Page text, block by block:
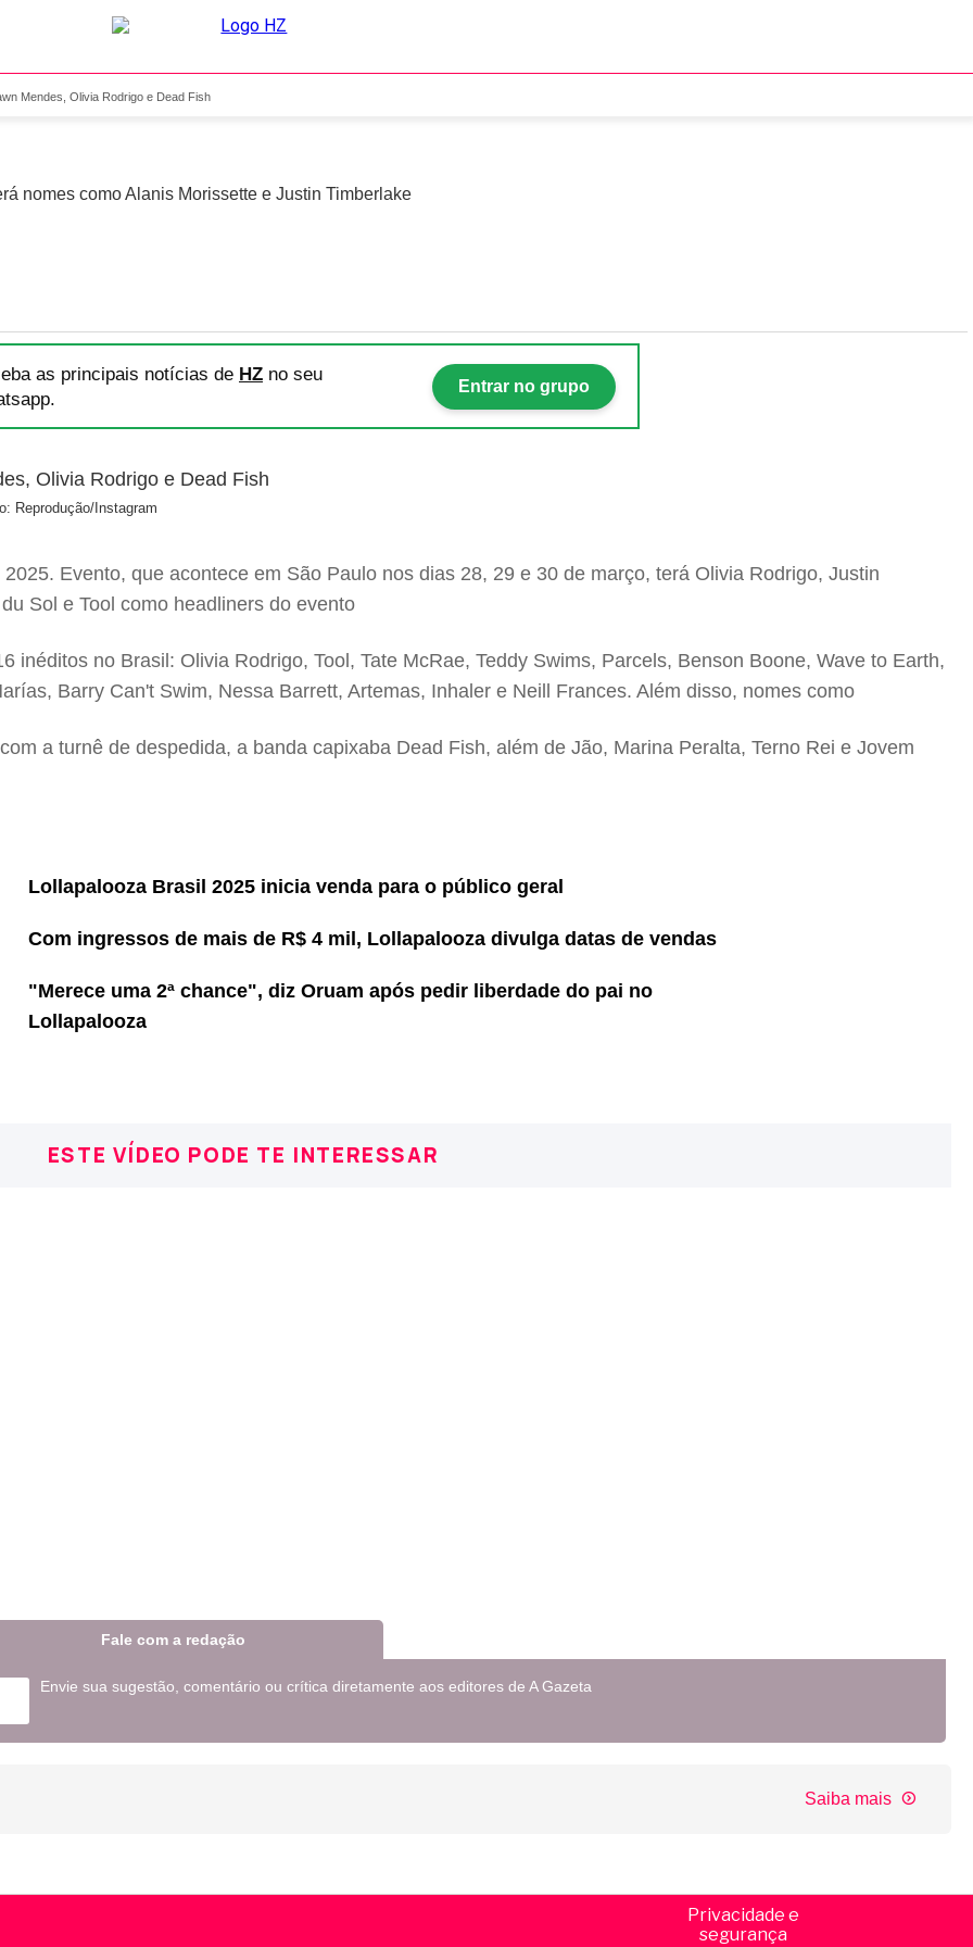
Mendes, Olivia Rodrigo e Dead Fish
up com Shawn Mendes, Olivia Rodrigo e Dead
nomes como Alanis Morissette e Justin Timberlake
as principais notícias de HZ no seu
Entrar no grupo
Reprodução/Instagram
Evento, que acontece em São Paulo nos dias 28, 29 e 30 de março, terá Olivia Rodrigo, Justin
Sol e Tool como headliners do evento
inéditos no Brasil: Olivia Rodrigo, Tool, Tate McRae, Teddy Swims, Parcels, Benson Boone, Wave to Earth,
Barry Can't Swim, Nessa Barrett, Artemas, Inhaler e Neill Frances. Além disso, nomes como
a turnê de despedida, a banda capixaba Dead Fish, além de Jão, Marina Peralta, Terno Rei e Jovem
Lollapalooza Brasil 2025 inicia venda para o público geral
Com ingressos de mais de R$ 4 mil, Lollapalooza divulga datas de vendas
"Merece uma 2ª chance", diz Oruam após pedir liberdade do pai no
Lollapalooza
ESTE VÍDEO PODE TE INTERESSAR
Fale com a redação
Envie sua sugestão, comentário ou crítica diretamente aos editores de A Gazeta
Saiba mais
Privacidade e
segurança